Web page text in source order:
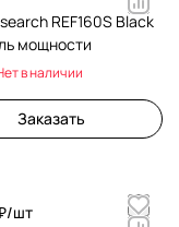
REF160S Black
мощности
в наличии
Заказать
шт